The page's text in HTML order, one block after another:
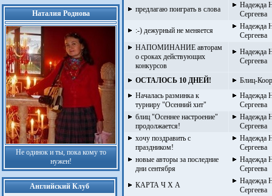
Наталия Роднова
Не одинок и ты, пока кому то
нужен!
Английский Клуб
предлагаю поиграть в слова
Надежда
Сергеева
:-) дежурный не меняется
Надежда
Сергеева
НАПОМИНАНИЕ авторам
о сроках действующих
конкурсов
Надежда
Сергеева
ОСТАЛОСЬ 10 ДНЕЙ!
Блиц-
Началась разминка к
турниру "Осенний хит"
Надежда
Сергеева
блиц "Осеннее настроение"
продолжается!
Надежда
Сергеева
хочу поздравить с
праздником!
Надежда
Сергеева
новые авторы за последние
дни сентября
Надежда
Сергеева
КАРТА Ч Х А
Надежда
Сергеева